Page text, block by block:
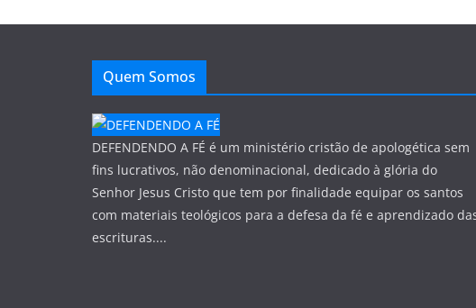
Quem Somos
DEFENDENDO A FÉ é um ministério cristão de apologética sem
fins lucrativos, não denominacional, dedicado à glória do
Senhor Jesus Cristo que tem por finalidade equipar os santos
com materiais teológicos para a defesa da fé e aprendizado
escrituras....